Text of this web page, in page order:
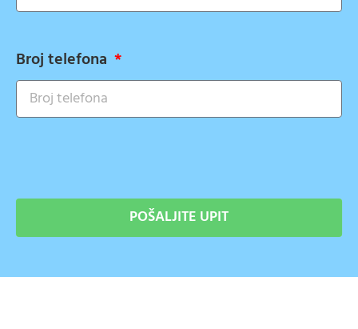
Broj telefona
POŠALJITE UPIT